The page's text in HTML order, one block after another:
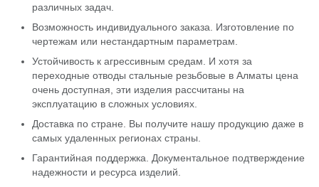
различных задач.
Возможность индивидуального заказа. Изготовление по
чертежам или нестандартным параметрам.
Устойчивость к агрессивным средам. И хотя за
переходные отводы стальные резьбовые в Алматы цена
очень доступная, эти изделия рассчитаны на
эксплуатацию в сложных условиях.
Доставка по стране. Вы получите нашу продукцию даже в
самых удаленных регионах страны.
Гарантийная поддержка. Документальное подтверждение
надежности и ресурса изделий.